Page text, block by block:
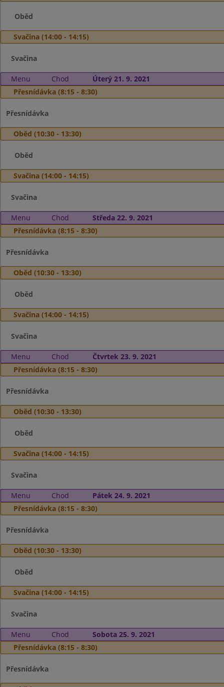
Oběd
Svačina (14:00 - 14:15)
Svačina
Menu Chod
Úterý 21. 9. 2021
Přesnídávka (8:15 - 8:30)
Přesnídávka
Oběd (10:30 - 13:30)
Oběd
Svačina (14:00 - 14:15)
Svačina
Menu Chod
Středa 22. 9. 2021
Přesnídávka (8:15 - 8:30)
Přesnídávka
Oběd (10:30 - 13:30)
Oběd
Svačina (14:00 - 14:15)
Svačina
Menu Chod
Čtvrtek 23. 9. 2021
Přesnídávka (8:15 - 8:30)
Přesnídávka
Oběd (10:30 - 13:30)
Oběd
Svačina (14:00 - 14:15)
Svačina
Menu Chod
Pátek 24. 9. 2021
Přesnídávka (8:15 - 8:30)
Přesnídávka
Oběd (10:30 - 13:30)
Oběd
Svačina (14:00 - 14:15)
Svačina
Menu Chod
Sobota 25. 9. 2021
Přesnídávka (8:15 - 8:30)
Přesnídávka